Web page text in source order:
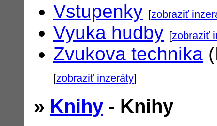
Vstupenky [zobraziť
Vyuka hudby [zobraziť
Zvukova technika
[zobraziť inzeráty]
» Knihy - Knihy